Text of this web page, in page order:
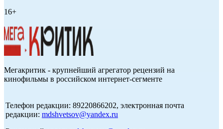
16+
Мегакритик - крупнейший агрегатор рецензий на
кинофильмы в российском интернет-сегменте
Телефон редакции: 89220866202, электронная почта
редакции: mdshvetsov@yandex.ru